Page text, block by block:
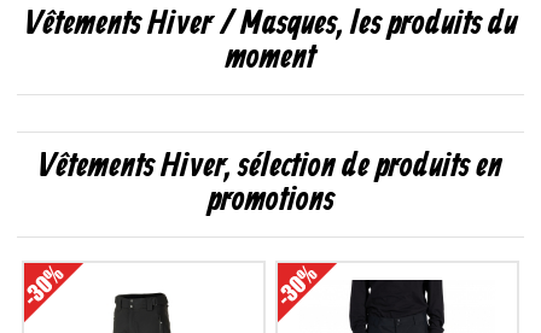
Vêtements Hiver / Masques, les produits du
moment
Vêtements Hiver, sélection de produits en
promotions